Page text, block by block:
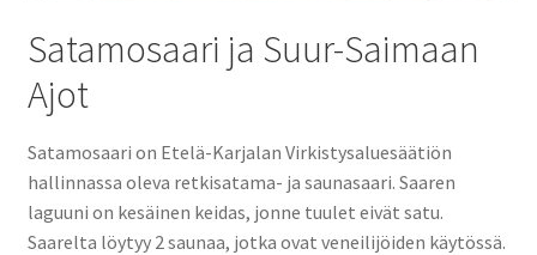
Satamosaari ja Suur-Saimaan
Ajot
Satamosaari on Etelä-Karjalan Virkistysaluesäätiön
hallinnassa oleva retkisatama- ja saunasaari. Saaren
laguuni on kesäinen keidas, jonne tuulet eivät satu.
Saarelta löytyy 2 saunaa, jotka ovat veneilijöiden käytössä.